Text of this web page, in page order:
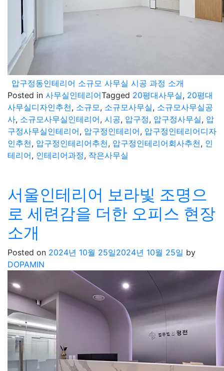
압구정동인테리어 소규모 사무실 시공 과정 소개
Posted in 사무실인테리어Tagged 20평대사무실, 20평대
사무실디자인추천, 소규모, 소규모사무실, 소규모사무실공
사, 소규모사무실인테리어, 시공, 압구정, 압구정사무실, 압
구정사무실인테리어, 압구정인테리어, 압구정인테리어디자
인추천, 압구정인테리어추천, 압구정인테리어회사추천, 인
테리어, 인테리어과정, 작은사무실
서울인테리어 보라빛 조명으
로 세련감을 더한 오피스 현장
소개
Posted on 2024년 10월 25일2024년 10월 25일 by
DOPAMIN